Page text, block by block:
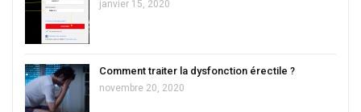
janvier 15, 2020
Comment traiter la dysfonction érectile ?
novembre 20, 2020